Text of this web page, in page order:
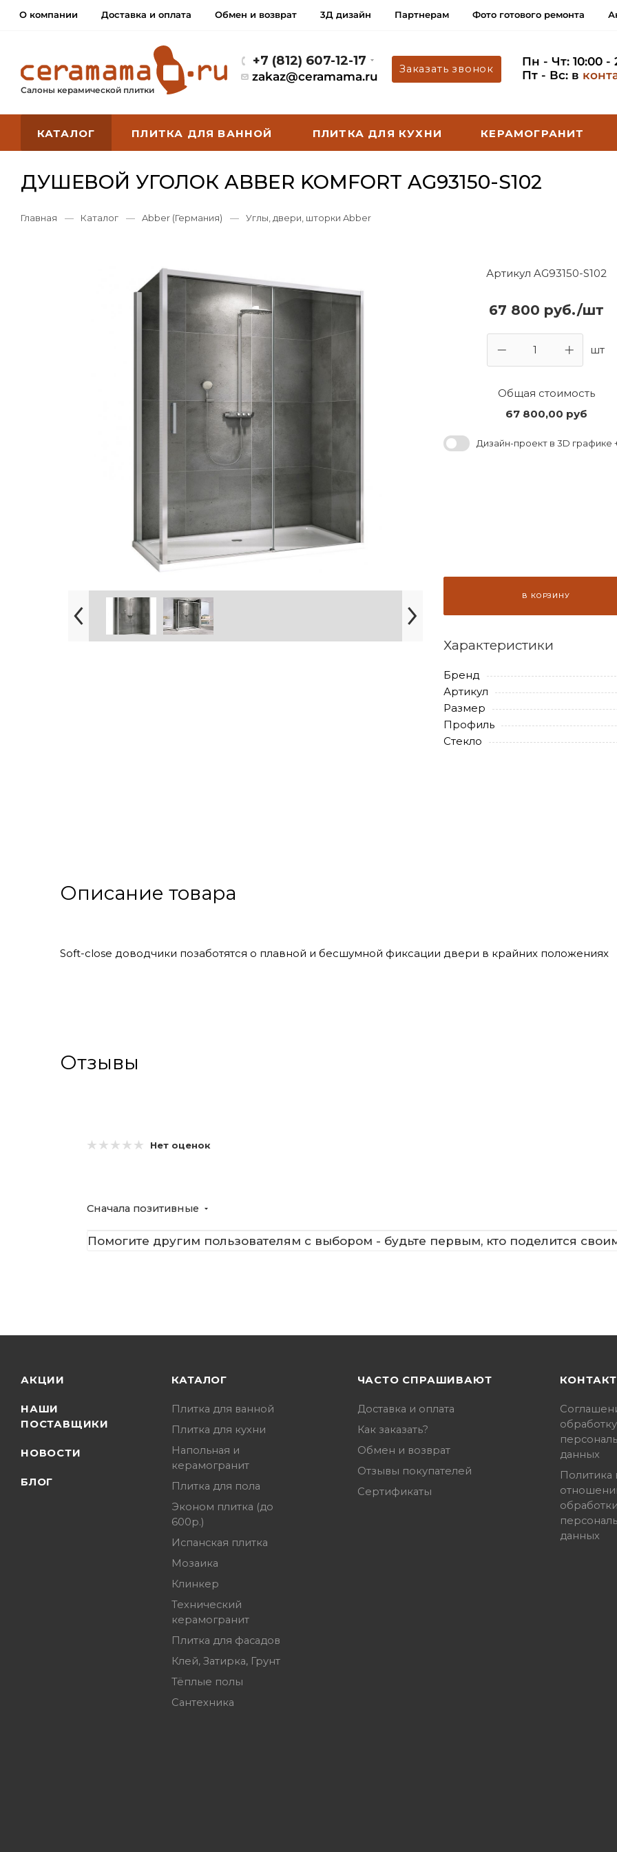
О компании Доставка и оплата Обмен и возврат 3Д дизайн Партнерам Фото готового ремонта
Салоны керамической плитки
+7 (812) 607-12-17
zakaz@ceramama.ru
Заказать звонок
Пн - Чт: 10:00 -
Пт - Вс: в
КАТАЛОГ ПЛИТКА ДЛЯ ВАННОЙ ПЛИТКА ДЛЯ КУХНИ КЕРАМОГРАНИТ
ДУШЕВОЙ УГОЛОК ABBER KOMFORT AG93150-S102
Главная — Каталог — Abber (Германия) — Углы, двери, шторки Abber
Артикул AG93150-S102
67 800 руб./шт
шт
Общая стоимость
67 800,00 руб
Дизайн-проект в 3D графике
В КОРЗИНУ
Характеристики
Бренд
Артикул
Размер
Профиль
Стекло
Описание товара
Soft-close доводчики позаботятся о плавной и бесшумной фиксации двери в крайних положениях
Отзывы
Нет оценок
Сначала позитивные
Помогите другим пользователям с выбором - будьте первым, кто поделится
АКЦИИ
НАШИ
ПОСТАВЩИКИ
НОВОСТИ
БЛОГ
КАТАЛОГ
Плитка для ванной
Плитка для кухни
Напольная и
керамогранит
Плитка для пола
Эконом плитка (до
600р.)
Испанская плитка
Мозаика
Клинкер
Технический
керамогранит
Плитка для фасадов
Клей, Затирка, Грунт
Тёплые полы
Сантехника
ЧАСТО СПРАШИВАЮТ
Доставка и оплата
Как заказать?
Обмен и возврат
Отзывы покупателей
Сертификаты
обработку
данных
Политика
обработки
данных